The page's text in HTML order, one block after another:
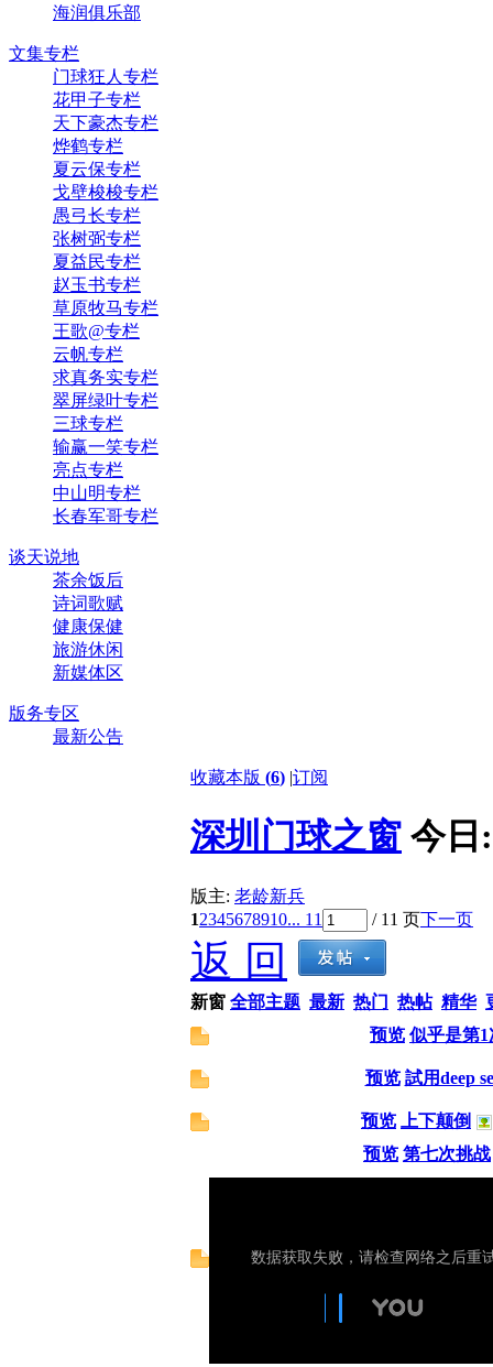
海润俱乐部
文集专栏
门球狂人专栏
花甲子专栏
天下豪杰专栏
烨鹤专栏
夏云保专栏
戈壁梭梭专栏
愚弓长专栏
张树弼专栏
夏益民专栏
赵玉书专栏
草原牧马专栏
王歌@专栏
云帆专栏
求真务实专栏
翠屏绿叶专栏
三球专栏
输赢一笑专栏
亮点专栏
中山明专栏
长春军哥专栏
谈天说地
茶余饭后
诗词歌赋
健康保健
旅游休闲
新媒体区
版务专区
最新公告
收藏本版 (6) |订阅
深圳门球之窗 今
版主: 老龄新兵
12345678910... 11 / 11 页下一页
返 回
新窗 全部主题 最新 热门 热帖 精华
预览 似乎是第1
预览 試用deep
预览
上下颠倒
预览 第七次挑战